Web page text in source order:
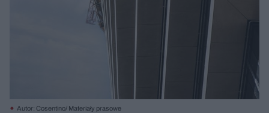
Autor: Cosentino/ Materiały prasowe